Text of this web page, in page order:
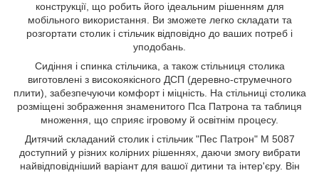
конструкції, що робить його ідеальним рішенням для
мобільного використання. Ви зможете легко складати та
розгортати столик і стільчик відповідно до ваших потреб і
уподобань.
Сидіння і спинка стільчика, а також стільниця столика
виготовлені з високоякісного ДСП (деревно-струмечного
плити), забезпечуючи комфорт і міцність. На стільниці столика
розміщені зображення знаменитого Пса Патрона та таблиця
множення, що сприяє ігровому й освітнім процесу.
Дитячий складаний столик і стільчик "Пес Патрон" M 5087
доступний у різних колірних рішеннях, даючи змогу вибрати
найвідповідніший варіант для вашої дитини та інтер'єру. Він